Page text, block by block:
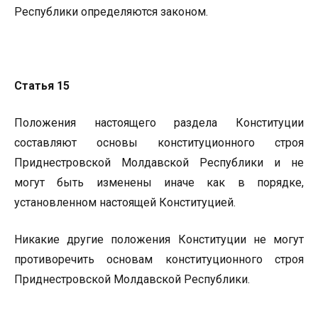
Республики определяются законом.
Статья 15
Положения настоящего раздела Конституции
составляют основы конституционного строя
Приднестровской Молдавской Республики и не
могут быть изменены иначе как в порядке,
установленном настоящей Конституцией.
Никакие другие положения Конституции не могут
противоречить основам конституционного строя
Приднестровской Молдавской Республики.